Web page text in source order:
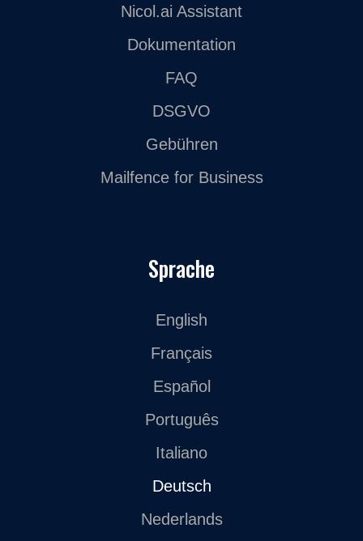
Nicol.ai Assistant
Dokumentation
FAQ
DSGVO
Gebühren
Mailfence for Business
Sprache
English
Français
Español
Português
Italiano
Deutsch
Nederlands